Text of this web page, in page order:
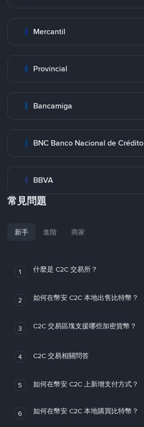
Mercantil
Provincial
Bancamiga
BNC Banco Nacional de Crédito
BBVA
常見問題
新手 進階 商家
1 什麼是 C2C 交易所？
2 如何在幣安 C2C 本地出售比特幣？
3 C2C 交易區塊支援哪些加密貨幣？
4 C2C 交易相關問答
5 如何在幣安 C2C 上新增支付方式？
6 如何在幣安 C2C 本地購買比特幣？